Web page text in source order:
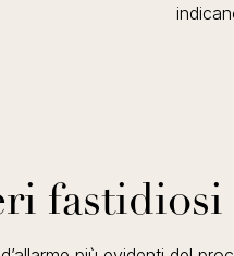
fastidiosi